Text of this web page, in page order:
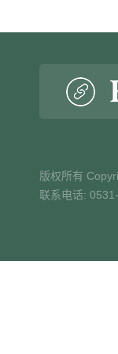
版权所有
联系电话: